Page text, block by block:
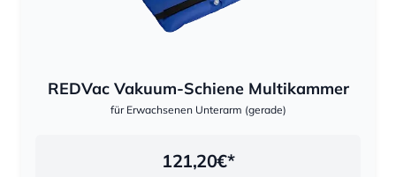
REDVac Vakuum-Schiene Multikammer
für Erwachsenen Unterarm (gerade)
121,20€*